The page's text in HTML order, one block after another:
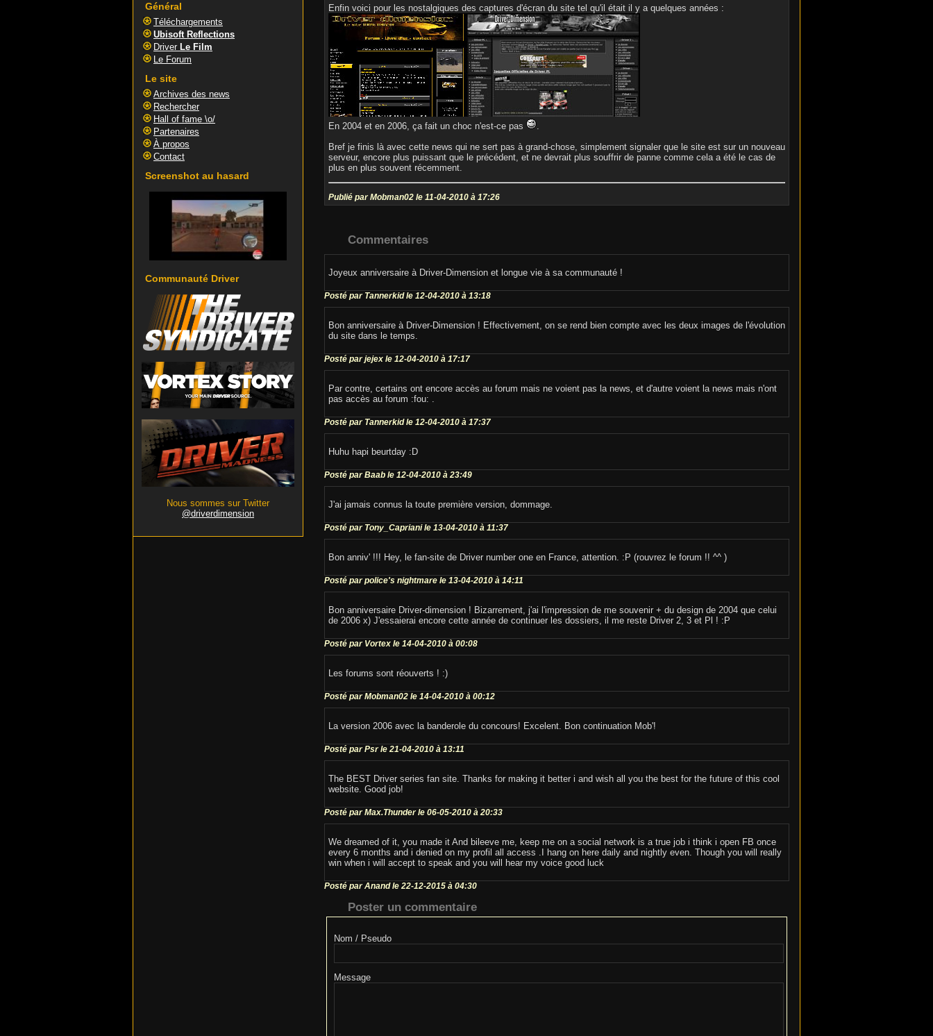
Enfin voici pour les nostalgiques des captures d'écran du site tel qu'il était il y a quelques années :
En 2004 et en 2006, ça fait un choc n'est-ce pas
.
Bref je finis là avec cette news qui ne sert pas à grand-chose, simplement signaler que le site est sur un nouveau
serveur, encore plus puissant que le précédent, et ne devrait plus souffrir de panne comme cela a été le cas de
plus en plus souvent récemment.
Publié par Mobman02 le 11-04-2010 à 17:26
Commentaires
Joyeux anniversaire à Driver-Dimension et longue vie à sa communauté !
Posté par Tannerkid le 12-04-2010 à 13:18
Bon anniversaire à Driver-Dimension ! Effectivement, on se rend bien compte avec les deux images de l'évolution
du site dans le temps.
Posté par jejex le 12-04-2010 à 17:17
Par contre, certains ont encore accès au forum mais ne voient pas la news, et d'autre voient la news mais n'ont
pas accès au forum :fou: .
Posté par Tannerkid le 12-04-2010 à 17:37
Huhu hapi beurtday :D
Posté par Baab le 12-04-2010 à 23:49
J'ai jamais connus la toute première version, dommage.
Posté par Tony_Capriani le 13-04-2010 à 11:37
Bon anniv' !!! Hey, le fan-site de Driver number one en France, attention. :P (rouvrez le forum !! ^^ )
Posté par police's nightmare le 13-04-2010 à 14:11
Bon anniversaire Driver-dimension ! Bizarrement, j'ai l'impression de me souvenir + du design de 2004 que celui
de 2006 x) J'essaierai encore cette année de continuer les dossiers, il me reste Driver 2, 3 et Pl ! :P
Posté par Vortex le 14-04-2010 à 00:08
Les forums sont réouverts ! :)
Posté par Mobman02 le 14-04-2010 à 00:12
La version 2006 avec la banderole du concours! Excelent. Bon continuation Mob'!
Posté par Psr le 21-04-2010 à 13:11
The BEST Driver series fan site. Thanks for making it better i and wish all you the best for the future of this cool
website. Good job!
Posté par Max.Thunder le 06-05-2010 à 20:33
We dreamed of it, you made it And bileeve me, keep me on a social network is a true job i think i open FB once
every 6 months and i denied on my profil all access .I hang on here daily and nightly even. Though you will really
win when i will accept to speak and you will hear my voice good luck
Posté par Anand le 22-12-2015 à 04:30
Poster un commentaire
Nom / Pseudo
Message
Général
Téléchargements
Ubisoft Reflections
Driver Le Film
Le Forum
Le site
Archives des news
Rechercher
Hall of fame \o/
Partenaires
À propos
Contact
Screenshot au hasard
Communauté Driver
Nous sommes sur Twitter
@driverdimension